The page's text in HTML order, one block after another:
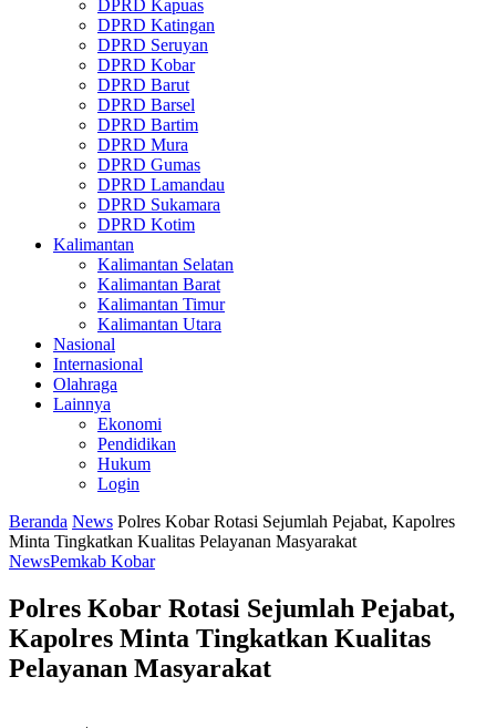
DPRD Kapuas
DPRD Katingan
DPRD Seruyan
DPRD Kobar
DPRD Barut
DPRD Barsel
DPRD Bartim
DPRD Mura
DPRD Gumas
DPRD Lamandau
DPRD Sukamara
DPRD Kotim
Kalimantan
Kalimantan Selatan
Kalimantan Barat
Kalimantan Timur
Kalimantan Utara
Nasional
Internasional
Olahraga
Lainnya
Ekonomi
Pendidikan
Hukum
Login
Beranda News Polres Kobar Rotasi Sejumlah Pejabat, Kapolres
Minta Tingkatkan Kualitas Pelayanan Masyarakat
NewsPemkab Kobar
Polres Kobar Rotasi Sejumlah Pejabat,
Kapolres Minta Tingkatkan Kualitas
Pelayanan Masyarakat